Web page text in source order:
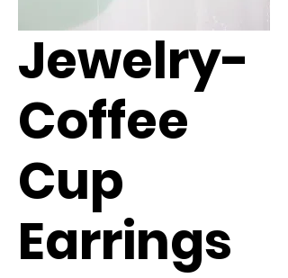
Jewelry-
Coffee
Cup
Earrings